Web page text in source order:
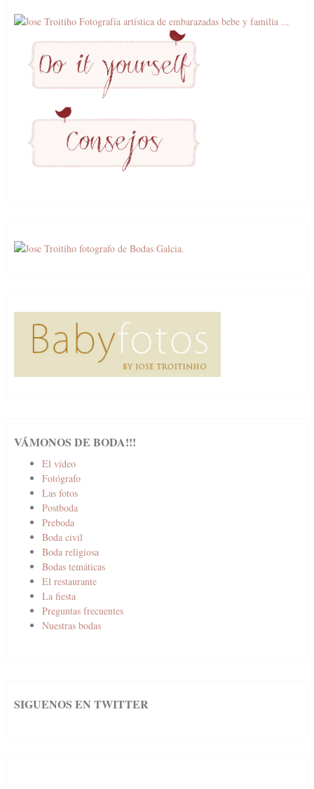
VÁMONOS DE BODA!!!
El vídeo
Fotógrafo
Las fotos
Postboda
Preboda
Boda civil
Boda religiosa
Bodas temáticas
El restaurante
La fiesta
Preguntas frecuentes
Nuestras bodas
SIGUENOS EN TWITTER